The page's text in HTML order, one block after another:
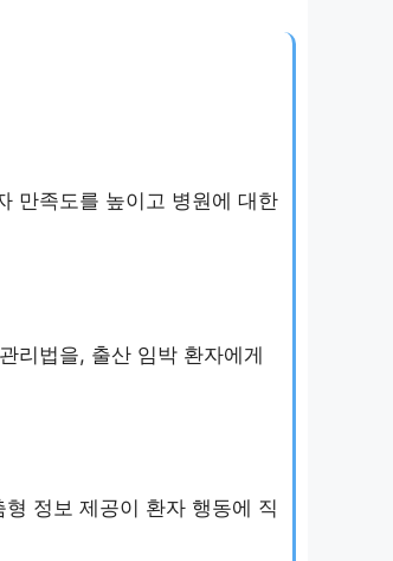
만족도를 높이고 병원에 대한
리법을, 출산 임박 환자에게
정보 제공이 환자 행동에 직